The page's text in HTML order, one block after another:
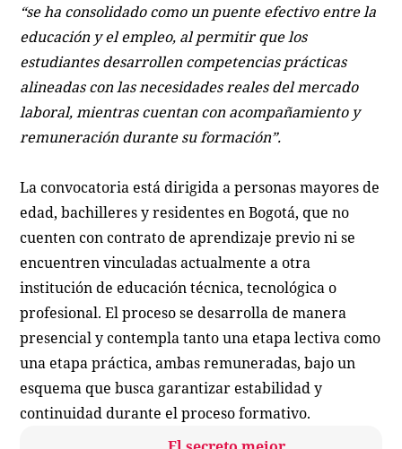
“se ha consolidado como un puente efectivo entre la
educación y el empleo, al permitir que los
estudiantes desarrollen competencias prácticas
alineadas con las necesidades reales del mercado
laboral, mientras cuentan con acompañamiento y
remuneración durante su formación”.
La convocatoria está dirigida a personas mayores de
edad, bachilleres y residentes en Bogotá, que no
cuenten con contrato de aprendizaje previo ni se
encuentren vinculadas actualmente a otra
institución de educación técnica, tecnológica o
profesional. El proceso se desarrolla de manera
presencial y contempla tanto una etapa lectiva como
una etapa práctica, ambas remuneradas, bajo un
esquema que busca garantizar estabilidad y
continuidad durante el proceso formativo.